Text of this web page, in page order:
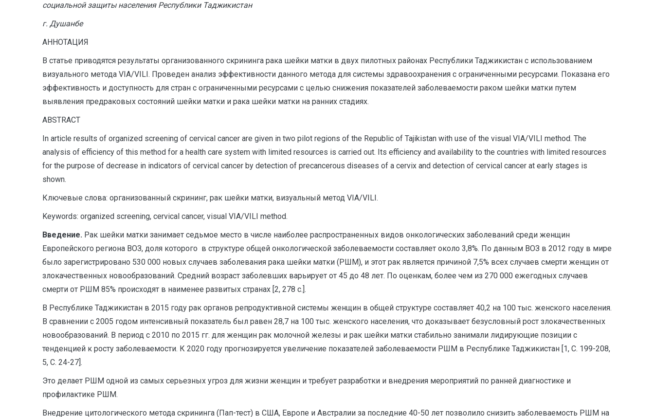
социальной защиты населения Республики Таджикистан
г. Душанбе
АННОТАЦИЯ
В статье приводятся результаты организованного скрининга рака шейки матки в двух пилотных районах Республики Таджикистан с использованием
визуального метода VIA/VILI. Проведен анализ эффективности данного метода для системы здравоохранения с ограниченными ресурсами. Показана его
эффективность и доступность для стран с ограниченными ресурсами с целью снижения показателей заболеваемости раком шейки матки путем
выявления предраковых состояний шейки матки и рака шейки матки на ранних стадиях.
ABSTRACT
In article results of organized screening of cervical cancer are given in two pilot regions of the Republic of Tajikistan with use of the visual VIA/VILI method. The
analysis of efficiency of this method for a health care system with limited resources is carried out. Its efficiency and availability to the countries with limited resources
for the purpose of decrease in indicators of cervical cancer by detection of precancerous diseases of a cervix and detection of cervical cancer at early stages is
shown.
Ключевые слова: организованный скрининг, рак шейки матки, визуальный метод VIA/VILI.
Keywords: organized screening, cervical cancer, visual VIA/VILI method.
Введение. Рак шейки матки занимает седьмое место в числе наиболее распространенных видов онкологических заболеваний среди женщин
Европейского региона ВОЗ, доля которого в структуре общей онкологической заболеваемости составляет около 3,8%. По данным ВОЗ в 2012 году в мире
было зарегистрировано 530 000 новых случаев заболевания рака шейки матки (РШМ), и этот рак является причиной 7,5% всех случаев смерти женщин от
злокачественных новообразований. Средний возраст заболевших варьирует от 45 до 48 лет. По оценкам, более чем из 270 000 ежегодных случаев
смерти от РШМ 85% происходят в наименее развитых странах [2, 278 с.].
В Республике Таджикистан в 2015 году рак органов репродуктивной системы женщин в общей структуре составляет 40,2 на 100 тыс. женского населения.
В сравнении с 2005 годом интенсивный показатель был равен 28,7 на 100 тыс. женского населения, что доказывает безусловный рост злокачественных
новообразований. В период с 2010 по 2015 гг. для женщин рак молочной железы и рак шейки матки стабильно занимали лидирующие позиции с
тенденцией к росту заболеваемости. К 2020 году прогнозируется увеличение показателей заболеваемости РШМ в Республике Таджикистан [1, С. 199-208,
5, С. 24-27].
Это делает РШМ одной из самых серьезных угроз для жизни женщин и требует разработки и внедрения мероприятий по ранней диагностике и
профилактике РШМ.
Внедрение цитологического метода скрининга (Пап-тест) в США, Европе и Австралии за последние 40-50 лет позволило снизить заболеваемость РШМ на